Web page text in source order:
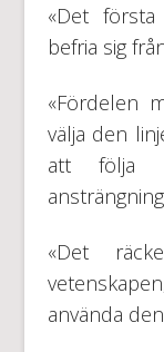
«Det
befria sig
«Fördelen
välja den
att följa
«Det
använda